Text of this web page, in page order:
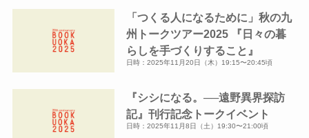
「つくる人になるために」秋の九
州トークツアー2025 『日々の暮
らしを手づくりすること』
日時：2025年11月20日（木）19:15〜20:45頃
『シシになる。──遠野異界探訪
記』刊行記念トークイベント
日時：2025年11月8日（土）19:30〜21:00頃